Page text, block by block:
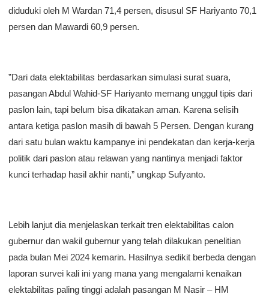
diduduki oleh M Wardan 71,4 persen, disusul SF Hariyanto 70,1
persen dan Mawardi 60,9 persen.
”Dari data elektabilitas berdasarkan simulasi surat suara,
pasangan Abdul Wahid-SF Hariyanto memang unggul tipis dari
paslon lain, tapi belum bisa dikatakan aman. Karena selisih
antara ketiga paslon masih di bawah 5 Persen. Dengan kurang
dari satu bulan waktu kampanye ini pendekatan dan kerja-kerja
politik dari paslon atau relawan yang nantinya menjadi faktor
kunci terhadap hasil akhir nanti,” ungkap Sufyanto.
Lebih lanjut dia menjelaskan terkait tren elektabilitas calon
gubernur dan wakil gubernur yang telah dilakukan penelitian
pada bulan Mei 2024 kemarin. Hasilnya sedikit berbeda dengan
laporan survei kali ini yang mana yang mengalami kenaikan
elektabilitas paling tinggi adalah pasangan M Nasir – HM